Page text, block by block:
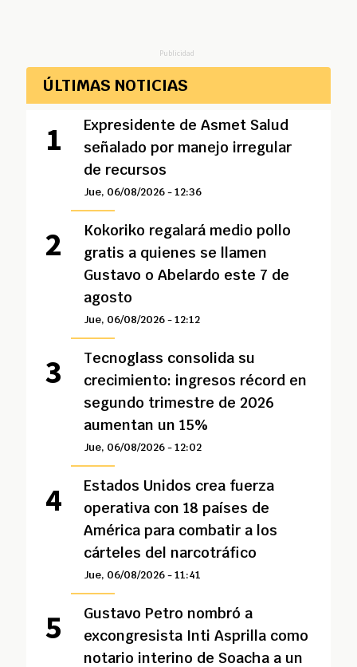
Publicidad
ÚLTIMAS NOTICIAS
Expresidente de Asmet Salud
señalado por manejo irregular
de recursos
Jue, 06/08/2026 - 12:36
Kokoriko regalará medio pollo
gratis a quienes se llamen
Gustavo o Abelardo este 7 de
agosto
Jue, 06/08/2026 - 12:12
Tecnoglass consolida su
crecimiento: ingresos récord en
segundo trimestre de 2026
aumentan un 15%
Jue, 06/08/2026 - 12:02
Estados Unidos crea fuerza
operativa con 18 países de
América para combatir a los
cárteles del narcotráfico
Jue, 06/08/2026 - 11:41
Gustavo Petro nombró a
excongresista Inti Asprilla como
notario interino de Soacha a un